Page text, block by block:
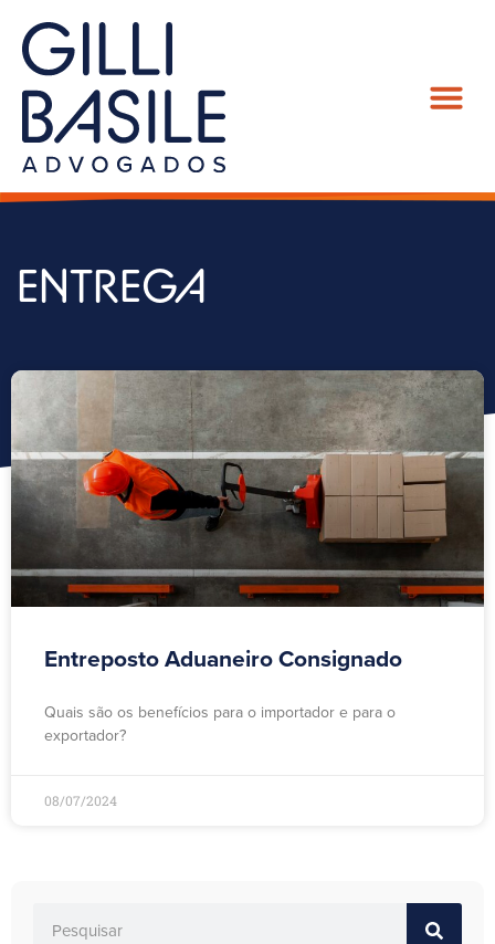
ENTREGA
Entreposto Aduaneiro Consignado
Quais são os benefícios para o importador e para o
exportador?
08/07/2024